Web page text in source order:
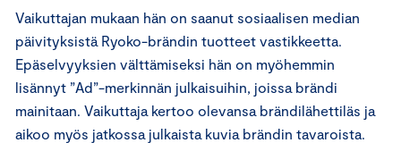
Vaikuttajan mukaan hän on saanut sosiaalisen median
päivityksistä Ryoko-brändin tuotteet vastikkeetta.
Epäselvyyksien välttämiseksi hän on myöhemmin
lisännyt ”Ad”-merkinnän julkaisuihin, joissa brändi
mainitaan. Vaikuttaja kertoo olevansa brändilähettiläs ja
aikoo myös jatkossa julkaista kuvia brändin tavaroista.